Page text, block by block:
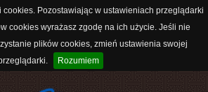
cookies. Pozostawiając w ustawieniach przeglądarki
cookies wyrażasz zgodę na ich użycie. Jeśli nie
plików cookies, zmień ustawienia swojej
Rozumiem